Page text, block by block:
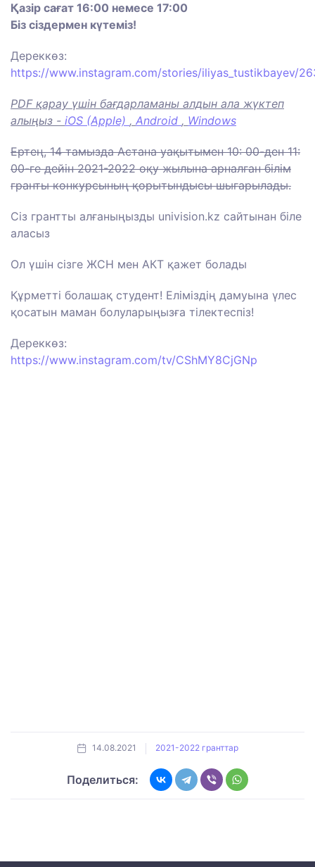
Қазір сағат 16:00 немесе 17:00
Біз сіздермен күтеміз!
Дереккөз:
https://www.instagram.com/stories/iliyas_tustikbayev/
PDF қарау үшін бағдарламаны алдын ала жүктеп
алыңыз - iOS (Apple) , Android , Windows
Ертең, 14 тамызда Астана уақытымен 10: 00-ден 11:
00-ге дейін 2021-2022 оқу жылына арналған білім
гранты конкурсының қорытындысы шығарылады.
Сіз грантты алғаныңызды univision.kz сайтынан біле
аласыз
Ол үшін сізге ЖСН мен АКТ қажет болады
Құрметті болашақ студент! Еліміздің дамуына үлес
қосатын маман болуларыңызға тілектеспіз!
Дереккөз:
https://www.instagram.com/tv/CShMY8CjGNp
14.08.2021 2021-2022 гранттар
Поделиться: